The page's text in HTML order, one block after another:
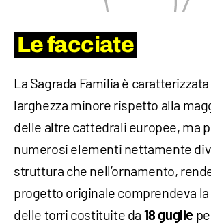
Le facciate
La Sagrada Familia è
larghezza minore rispetto alla
delle altre cattedrali europee, ma
numerosi elementi nettamente
struttura che nell’ornamento,
progetto originale comprendeva
delle torri costituite da 18 guglie